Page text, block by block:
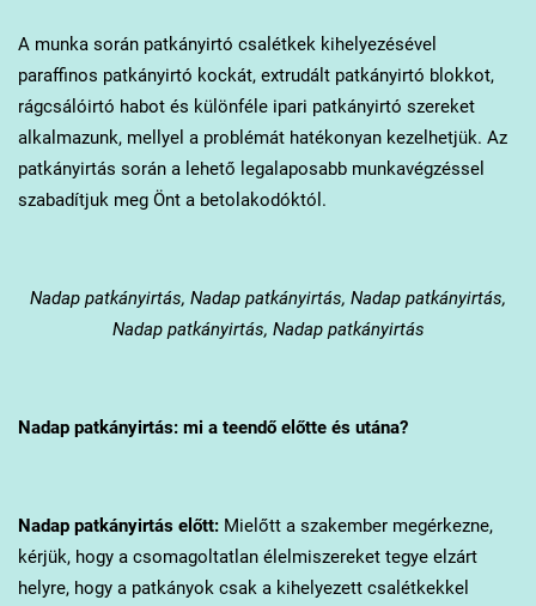
A munka során patkányirtó csalétkek kihelyezésével
paraffinos patkányirtó kockát, extrudált patkányirtó blokkot,
rágcsálóirtó habot és különféle ipari patkányirtó szereket
alkalmazunk, mellyel a problémát hatékonyan kezelhetjük. Az
patkányirtás során a lehető legalaposabb munkavégzéssel
szabadítjuk meg Önt a betolakodóktól.
Nadap patkányirtás, Nadap patkányirtás, Nadap patkányirtás,
Nadap patkányirtás, Nadap patkányirtás
Nadappatkányirtás: mi a teendő előtte és utána?
Nadappatkányirtás előtt:Mielőtt a szakember megérkezne,
kérjük, hogy a csomagoltatlan élelmiszereket tegye elzárt
helyre, hogy a patkányok csak a kihelyezett csalétkekkel